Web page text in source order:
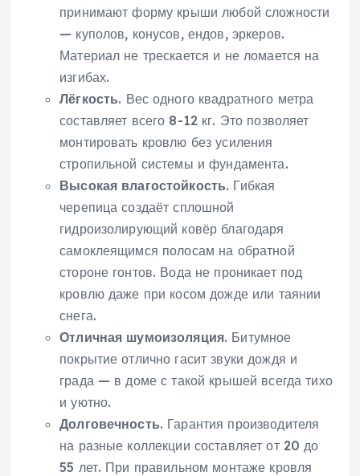
принимают форму крыши любой сложности
— куполов, конусов, ендов, эркеров.
Материал не трескается и не ломается на
изгибах.
Лёгкость. Вес одного квадратного метра
составляет всего 8-12 кг. Это позволяет
монтировать кровлю без усиления
стропильной системы и фундамента.
Высокая влагостойкость. Гибкая
черепица создаёт сплошной
гидроизолирующий ковёр благодаря
самоклеящимся полосам на обратной
стороне гонтов. Вода не проникает под
кровлю даже при косом дожде или таянии
снега.
Отличная шумоизоляция. Битумное
покрытие отлично гасит звуки дождя и
града — в доме с такой крышей всегда тихо
и уютно.
Долговечность. Гарантия производителя
на разные коллекции составляет от 20 до
55 лет. При правильном монтаже кровля